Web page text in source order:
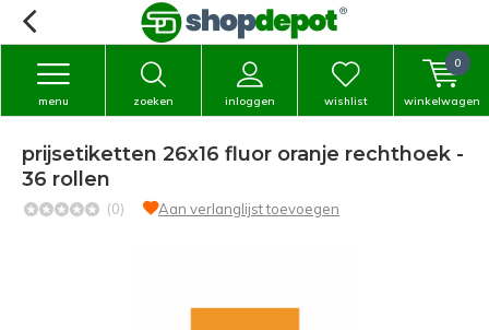
zoeken inloggen
menu wishlist winkelwagen
0
prijsetiketten 26x16 fluor oranje rechthoek -
36 rollen
(0) Aan verlanglijst toevoegen